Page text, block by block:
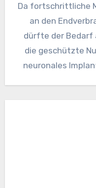
Da fortschrittliche
an den
dürfte der Bedarf
die geschützte
neuronales